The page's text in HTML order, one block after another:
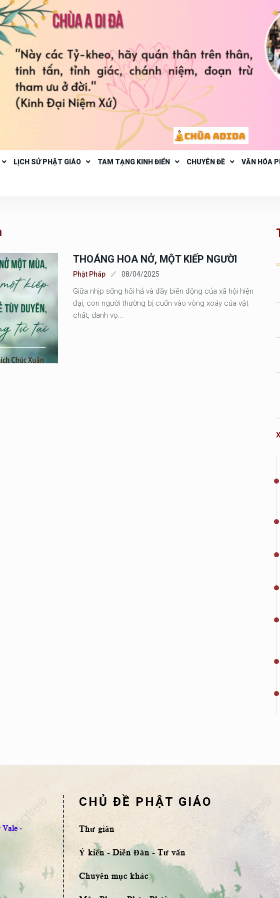
LỊCH SỬ PHẬT GIÁO TAM TẠNG KINH ĐIỂN CHUYÊN ĐỀ VĂN HÓA
THOÁNG HOA NỞ, MỘT KIẾP NGƯỜI
Phật Pháp 08/04/2025
Giữa nhịp sống hối hả và đầy biến động của xã hội hiện
đại, con người thường bị cuốn vào vòng xoáy của vật
chất, danh vọ...
Vale -
CHỦ ĐỀ PHẬT GIÁO
Thư giãn
Ý kiến - Diễn Đàn - Tư vấn
Chuyên mục khác